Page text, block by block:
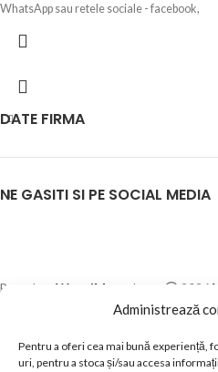
Administrează
Pentru a oferi cea mai bună experiență,
uri, pentru a stoca și/sau accesa
WhatsApp sau retele sociale - facebook,
DATE FIRMA
NE GASITI SI PE SOCIAL MEDIA
Based on WoodMart theme 2026
Magazin
Dorinte